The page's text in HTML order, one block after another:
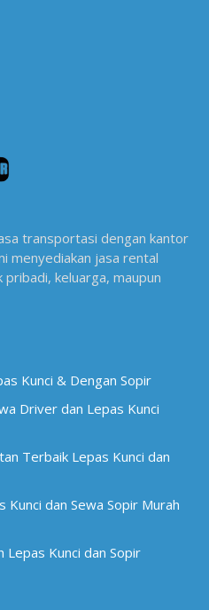
transportasi dengan kantor
menyediakan jasa rental
keluarga, maupun
Kunci & Dengan Sopir
Driver dan Lepas Kunci
Terbaik Lepas Kunci dan
Kunci dan Sewa Sopir Murah
Lepas Kunci dan Sopir